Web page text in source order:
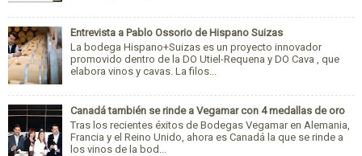
Entrevista a Pablo Ossorio de Hispano Suizas
La bodega Hispano+Suizas es un proyecto innovador
promovido dentro de la DO Utiel-Requena y DO Cava , que
elabora vinos y cavas. La filos...
Canadá también se rinde a Vegamar con 4 medallas de oro
Tras los recientes éxitos de Bodegas Vegamar en Alemania,
Francia y el Reino Unido, ahora es Canadá la que se rinde a
los vinos de la bod...